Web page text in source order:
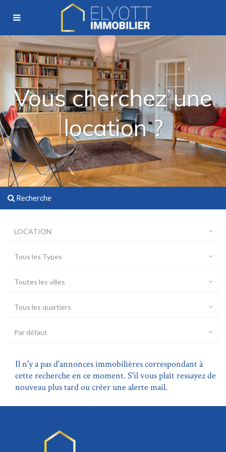
Vous cherchez une
location ?
Recherche
LOCATION
Tous les Types
Toutes les villes
Tous les quartiers
Par défaut
Il n'y a pas d'annonces immobilières correspondant à
cette recherche en ce moment. S'il vous plaît ressayez de
nouveau plus tard ou créer une alerte mail.